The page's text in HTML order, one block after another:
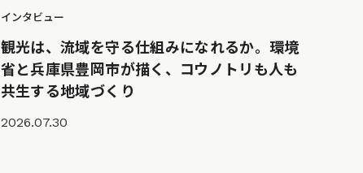
インタビュー
観光は、流域を守る仕組みになれるか。環境
省と兵庫県豊岡市が描く、コウノトリも人も
共生する地域づくり
2026.07.30